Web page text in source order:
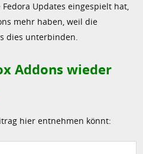
Updates eingespielt hat,
mehr haben, weil die
dies unterbinden.
Addons wieder
hier entnehmen könnt: